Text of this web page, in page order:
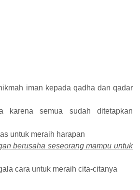
iman kepada qadha dan qadar
karena semua sudah ditetapkan
untuk meraih harapan
berusaha seseorang mampu untuk
cara untuk meraih cita-citanya